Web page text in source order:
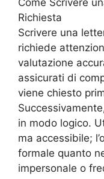
Come Scrivere
Richiesta
Scrivere una
richiede
valutazione
assicurati di
viene chiesto
in modo logico.
ma accessibile;
formale quanto
impersonale o